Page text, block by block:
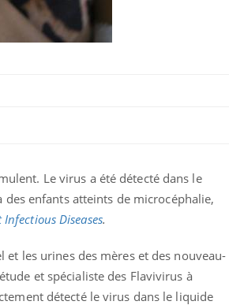
Le virus a été détecté dans le
enfants atteints de microcéphalie,
Infectious Diseases.
les urines des mères et des nouveau-
et spécialiste des Flavivirus à
détecté le virus dans le liquide